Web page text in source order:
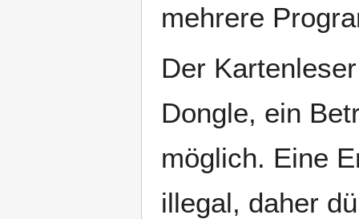
mehrere
Der
Dongle, ein
möglich. Eine
illegal, daher